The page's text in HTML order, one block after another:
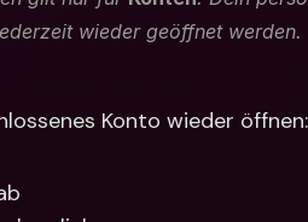
wieder geöffnet
Konto wieder öffnen: